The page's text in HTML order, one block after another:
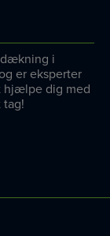
i
er eksperter
hjælpe dig med